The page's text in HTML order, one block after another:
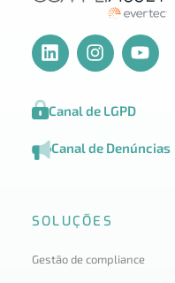
Canal de LGPD
Canal de Denúncias
SOLUÇÕES
Gestão de compliance